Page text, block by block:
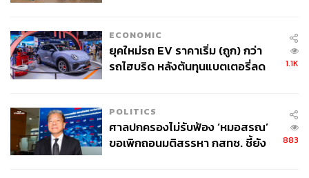
ECONOMIC
ยุคใหม่รถ EV ราคาเริ่ม (ถูก) กว่า
รถไฮบริด หลังต้นทุนแบตเตอรี่ลด
1.1K
POLITICS
ศาลปกครองไม่รับฟ้อง ‘หมอสรณ’
ขอเพิกถอนมติสรรหา กสทช. ชี้ยัง
883